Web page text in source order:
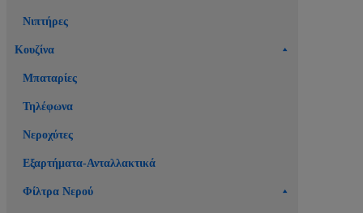
Νιπτήρες
Κουζίνα
Μπαταρίες
Τηλέφωνα
Νεροχύτες
Εξαρτήματα-Ανταλλακτικά
Φίλτρα Νερού